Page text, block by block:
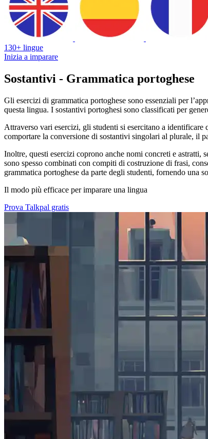
130+ lingue
Inizia a imparare
Sostantivi - Grammatica portoghese
Gli esercizi di grammatica portoghese sono essenziali per
questa lingua. I sostantivi portoghesi sono classificati per
Attraverso vari esercizi, gli studenti si esercitano a identificare
comportare la conversione di sostantivi singolari al plurale, il
Inoltre, questi esercizi coprono anche nomi concreti e
sono spesso combinati con compiti di costruzione di frasi,
grammatica portoghese da parte degli studenti, fornendo una
Il modo più efficace per imparare una lingua
Prova Talkpal gratis